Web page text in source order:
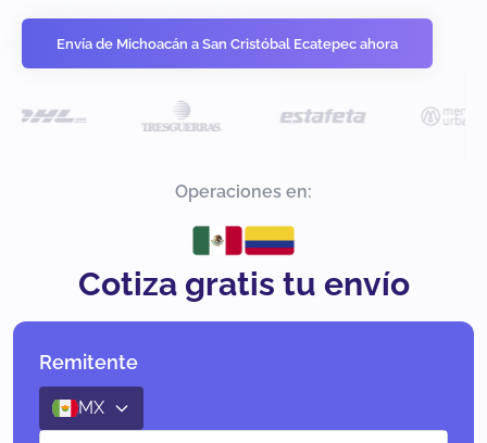
Envía de Michoacán a San Cristóbal Ecatepec ahora
Operaciones en:
Cotiza gratis tu envío
Remitente
MX